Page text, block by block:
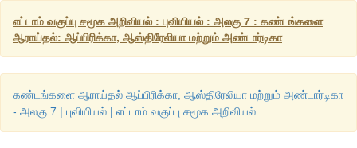
எட்டாம் வகுப்பு சமூக அறிவியல் : புவியியல் : அலகு 7 : கண்டங்களை
ஆராய்தல்: ஆப்பிரிக்கா, ஆஸ்திரேலியா மற்றும் அண்டார்டிகா
கண்டங்களை ஆராய்தல் ஆப்பிரிக்கா, ஆஸ்திரேலியா மற்றும் அண்டார்டிகா
- அலகு 7 | புவியியல் | எட்டாம் வகுப்பு சமூக அறிவியல்